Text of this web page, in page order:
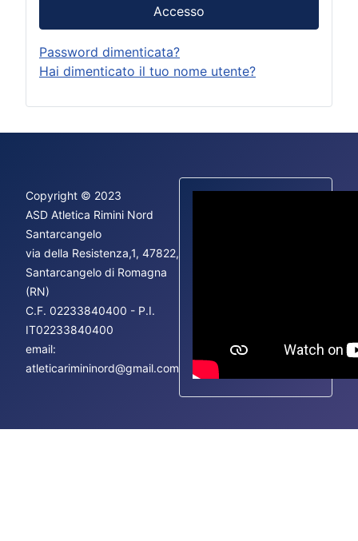
Accesso
Password dimenticata?
Hai dimenticato il tuo nome utente?
Copyright © 2023
ASD Atletica Rimini Nord
Santarcangelo
via della Resistenza,1, 47822,
Santarcangelo di Romagna
(RN)
C.F. 02233840400 - P.I.
IT02233840400
email:
atleticarimininord@gmail.com